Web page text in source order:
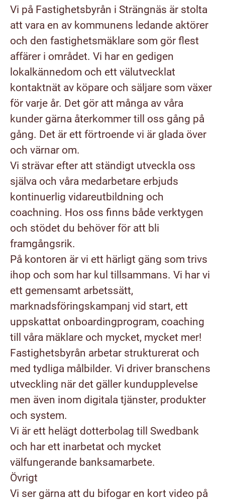
Vi på Fastighetsbyrån i Strängnäs är stolta
att vara en av kommunens ledande aktörer
och den fastighetsmäklare som gör flest
affärer i området. Vi har en gedigen
lokalkännedom och ett välutvecklat
kontaktnät av köpare och säljare som växer
för varje år. Det gör att många av våra
kunder gärna återkommer till oss gång på
gång. Det är ett förtroende vi är glada över
och värnar om.
Vi strävar efter att ständigt utveckla oss
själva och våra medarbetare erbjuds
kontinuerlig vidareutbildning och
coachning. Hos oss finns både verktygen
och stödet du behöver för att bli
framgångsrik.
På kontoren är vi ett härligt gäng som trivs
ihop och som har kul tillsammans. Vi har vi
ett gemensamt arbetssätt,
marknadsföringskampanj vid start, ett
uppskattat onboardingprogram, coaching
till våra mäklare och mycket, mycket mer!
Fastighetsbyrån arbetar strukturerat och
med tydliga målbilder. Vi driver branschens
utveckling när det gäller kundupplevelse
men även inom digitala tjänster, produkter
och system.
Vi är ett helägt dotterbolag till Swedbank
och har ett inarbetat och mycket
välfungerande banksamarbete.
Övrigt
Vi ser gärna att du bifogar en kort video på